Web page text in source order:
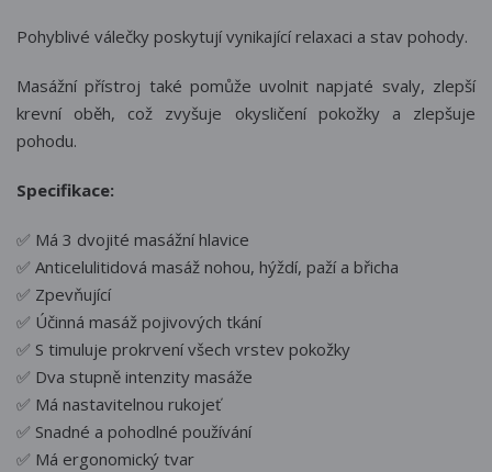
Pohyblivé válečky poskytují vynikající relaxaci a stav pohody.
Masážní přístroj také pomůže uvolnit napjaté svaly, zlepší
krevní oběh, což zvyšuje okysličení pokožky a zlepšuje
pohodu.
Specifikace:
✅ Má 3 dvojité masážní hlavice
✅ Anticelulitidová masáž nohou, hýždí, paží a břicha
✅ Zpevňující
✅ Účinná masáž pojivových tkání
✅ S timuluje prokrvení všech vrstev pokožky
✅ Dva stupně intenzity masáže
✅ Má nastavitelnou rukojeť
✅ Snadné a pohodlné používání
✅ Má ergonomický tvar